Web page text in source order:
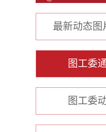
最新动态图
图工委
图工委